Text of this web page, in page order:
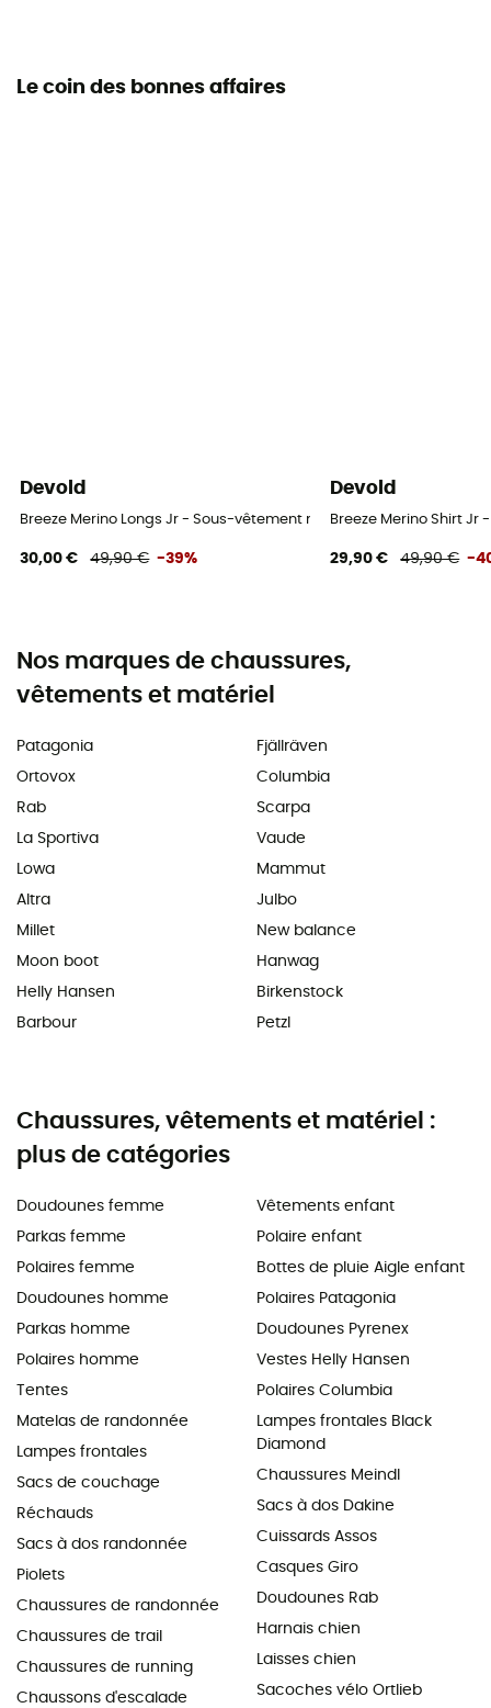
Le coin des bonnes affaires
Devold
Breeze Merino Longs Jr - Sous-vêtement mérinos enfant
30,00 € 49,90 € -39%
Devold
Breeze Merino Shirt
29,90 € 49,90 € -
Nos marques de chaussures,
vêtements et matériel
Patagonia
Ortovox
Rab
La Sportiva
Lowa
Altra
Millet
Moon boot
Helly Hansen
Barbour
Fjällräven
Columbia
Scarpa
Vaude
Mammut
Julbo
New balance
Hanwag
Birkenstock
Petzl
Chaussures, vêtements et matériel :
plus de catégories
Doudounes femme
Parkas femme
Polaires femme
Doudounes homme
Parkas homme
Polaires homme
Tentes
Matelas de randonnée
Lampes frontales
Sacs de couchage
Réchauds
Sacs à dos randonnée
Piolets
Chaussures de randonnée
Chaussures de trail
Chaussures de running
Chaussons d'escalade
Vêtements enfant
Polaire enfant
Bottes de pluie Aigle enfant
Polaires Patagonia
Doudounes Pyrenex
Vestes Helly Hansen
Polaires Columbia
Lampes frontales Black
Diamond
Chaussures Meindl
Sacs à dos Dakine
Cuissards Assos
Casques Giro
Doudounes Rab
Harnais chien
Laisses chien
Sacoches vélo Ortlieb